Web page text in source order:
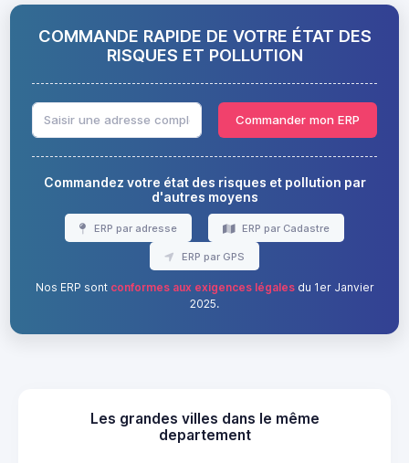
COMMANDE RAPIDE DE VOTRE ÉTAT DES
RISQUES ET POLLUTION
Commander mon ERP
Commandez votre état des risques et pollution par
d'autres moyens
ERP par adresse ERP par Cadastre
ERP par GPS
Nos ERP sont conformes aux exigences légalesdu 1er Janvier
2025.
Les grandes villes dans le même
departement